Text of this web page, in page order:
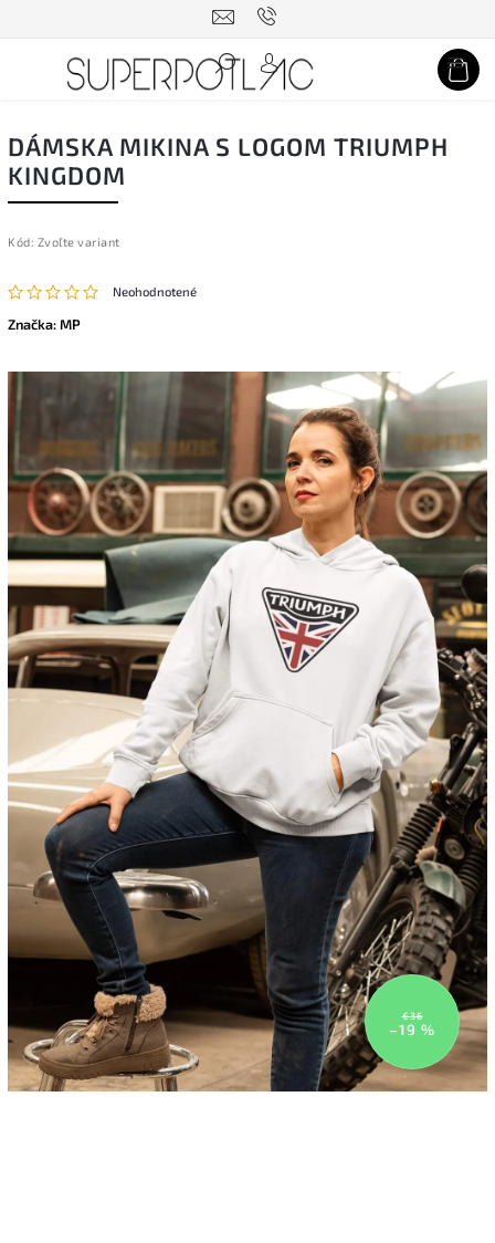
Hľadať
DÁMSKA MIKINA S LOGOM TRIUMPH
KINGDOM
Kód: Zvoľte variant
Neohodnotené
Značka:MP
€36
–19 %